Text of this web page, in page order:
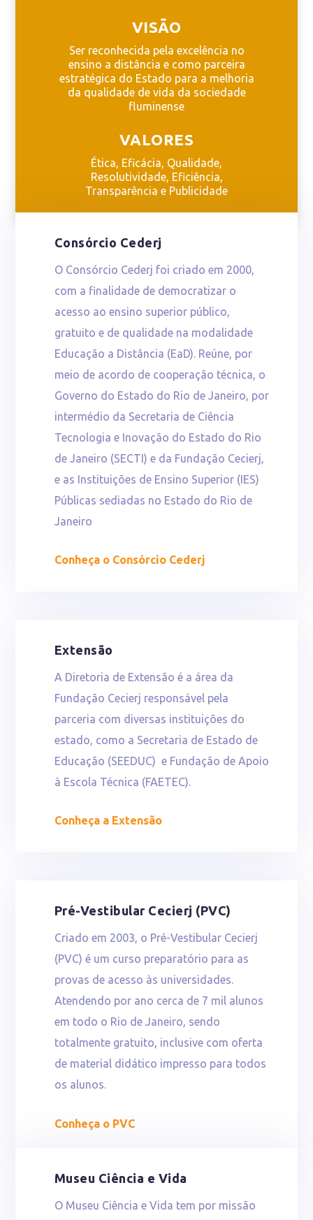
VISÃO
Ser reconhecida pela excelência no
ensino a distância e como parceira
estratégica do Estado para a melhoria
da qualidade de vida da sociedade
fluminense
VALORES
Ética, Eficácia, Qualidade,
Resolutividade, Eficiência,
Transparência e Publicidade
Consórcio Cederj
O Consórcio Cederj foi criado em 2000,
com a finalidade de democratizar o
acesso ao ensino superior público,
gratuito e de qualidade na modalidade
Educação a Distância (EaD). Reúne, por
meio de acordo de cooperação técnica, o
Governo do Estado do Rio de Janeiro, por
intermédio da Secretaria de Ciência
Tecnologia e Inovação do Estado do Rio
de Janeiro (SECTI) e da Fundação Cecierj,
e as Instituições de Ensino Superior (IES)
Públicas sediadas no Estado do Rio de
Janeiro
Conheça o Consórcio Cederj
Extensão
A Diretoria de Extensão é a área da
Fundação Cecierj responsável pela
parceria com diversas instituições do
estado, como a Secretaria de Estado de
Educação (SEEDUC) e Fundação de Apoio
à Escola Técnica (FAETEC).
Conheça a Extensão
Pré-Vestibular Cecierj (PVC)
Criado em 2003, o Pré-Vestibular Cecierj
(PVC) é um curso preparatório para as
provas de acesso às universidades.
Atendendo por ano cerca de 7 mil alunos
em todo o Rio de Janeiro, sendo
totalmente gratuito, inclusive com oferta
de material didático impresso para todos
os alunos.
Conheça o PVC
Museu Ciência e Vida
O Museu Ciência e Vida tem por missão